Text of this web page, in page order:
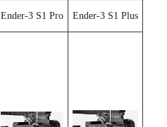
Ender-3 S1 Pro Ender-3 S1 Plus